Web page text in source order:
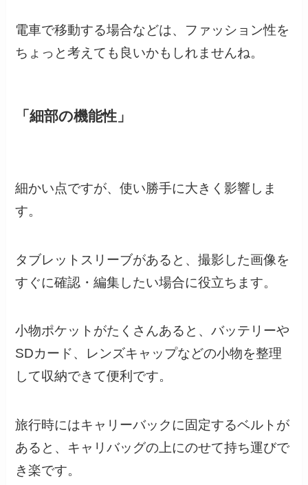
電車で移動する場合などは、ファッション性を
ちょっと考えても良いかもしれませんね。
「細部の機能性」
細かい点ですが、使い勝手に大きく影響しま
す。
タブレットスリーブがあると、撮影した画像を
すぐに確認・編集したい場合に役立ちます。
小物ポケットがたくさんあると、バッテリーや
SDカード、レンズキャップなどの小物を整理
して収納できて便利です。
旅行時にはキャリーバックに固定するベルトが
あると、キャリバッグの上にのせて持ち運びで
き楽です。